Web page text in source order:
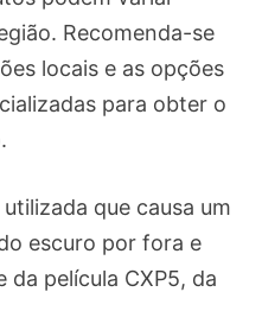
Recomenda-se
locais e as opções
para obter o
que causa um
escuro por fora e
película CXP5, da